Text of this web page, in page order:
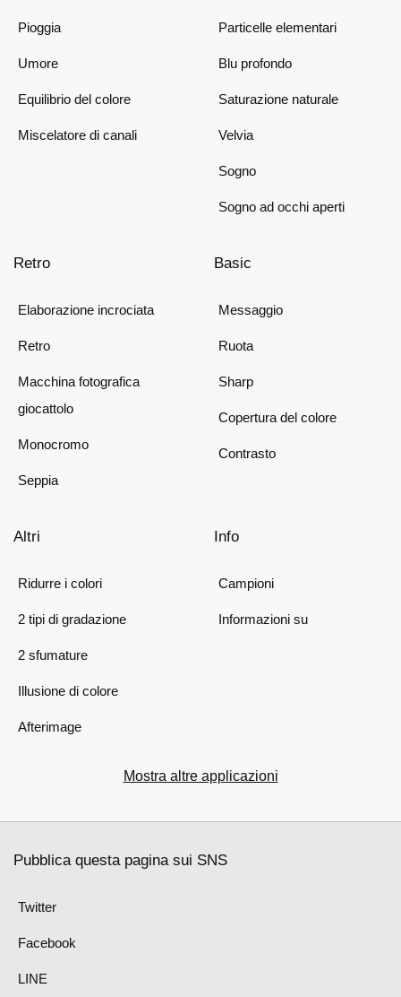
Pioggia
Umore
Equilibrio del colore
Miscelatore di canali
Particelle elementari
Blu profondo
Saturazione naturale
Velvia
Sogno
Sogno ad occhi aperti
Retro
Elaborazione incrociata
Retro
Macchina fotografica
giocattolo
Monocromo
Seppia
Basic
Messaggio
Ruota
Sharp
Copertura del colore
Contrasto
Altri
Ridurre i colori
2 tipi di gradazione
2 sfumature
Illusione di colore
Afterimage
Info
Campioni
Informazioni su
Mostra altre applicazioni
Pubblica questa pagina sui SNS
Twitter
Facebook
LINE